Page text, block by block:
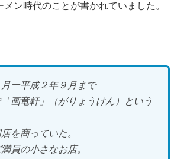
ン時代のことが書かれていました。
ー平成２年９月まで
画竜軒」（がりょうけん）という
を商っていた。
員の小さなお店。